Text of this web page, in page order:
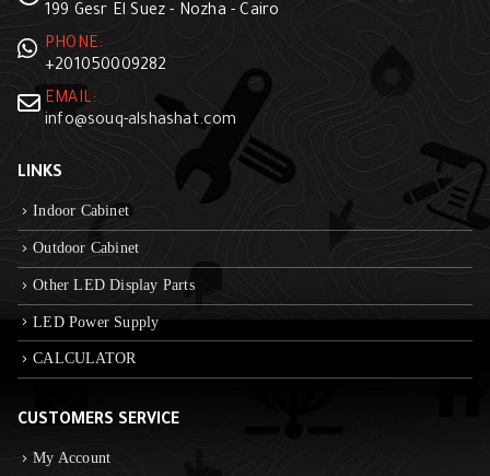
199 Gesr El Suez - Nozha - Cairo
PHONE:
+201050009282
EMAIL:
info@souq-alshashat.com
LINKS
Indoor Cabinet
Outdoor Cabinet
Other LED Display Parts
LED Power Supply
CALCULATOR
CUSTOMERS SERVICE
My Account